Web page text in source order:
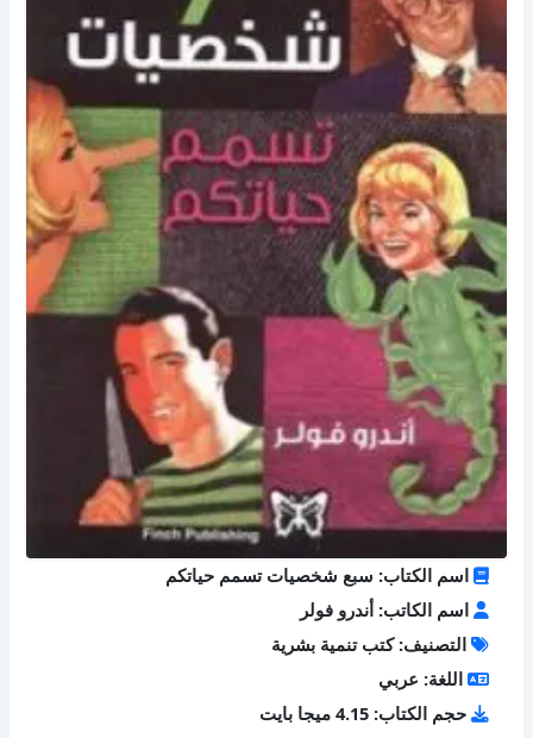
اسم الكتاب: سبع شخصيات تسمم حياتكم
اسم الكاتب: أندرو فولر
التصنيف: كتب تنمية بشرية
اللغة: عربي
حجم الكتاب: 4.15 ميجا بايت